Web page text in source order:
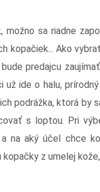
sa riadne
kopačiek... Ako
predajcu
už ide o halu,
podrážka, ktorá by
s loptou. Pri
aký účel chce
z umelej